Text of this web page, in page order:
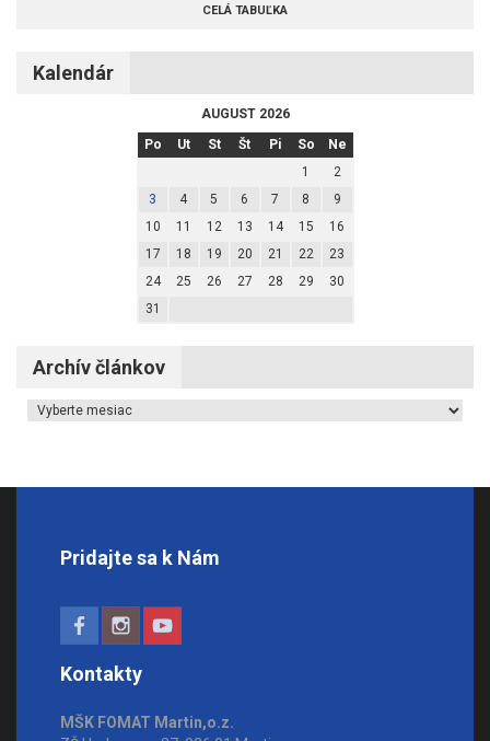
CELÁ TABUĽKA
Kalendár
AUGUST 2026
Po
Ut St Št Pi So
Ne
1
2
3
4 5 6 7 8
9
10
11 12 13 14 15
16
17
18 19 20 21 22
23
24
25 26 27 28 29
30
31
Archív článkov
Archív článkov
Pridajte sa k Nám
Kontakty
MŠK FOMAT Martin,o.z.